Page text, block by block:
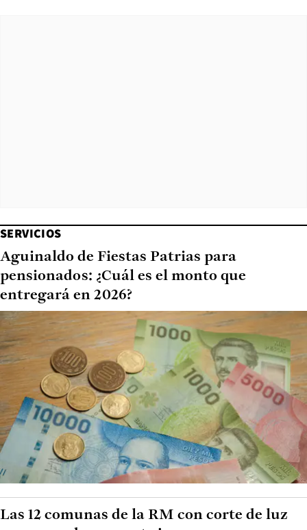
SERVICIOS
Aguinaldo de Fiestas Patrias para
pensionados: ¿Cuál es el monto que
entregará en 2026?
Las 12 comunas de la RM con corte de luz